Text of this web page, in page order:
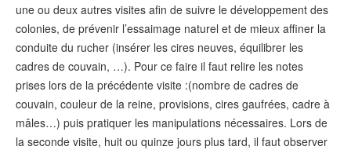
une ou deux autres visites afin de suivre le développement des
colonies, de prévenir l’essaimage naturel et de mieux affiner la
conduite du rucher (insérer les cires neuves, équilibrer les
cadres de couvain, …). Pour ce faire il faut relire les notes
prises lors de la précédente visite :(nombre de cadres de
couvain, couleur de la reine, provisions, cires gaufrées, cadre à
mâles…) puis pratiquer les manipulations nécessaires. Lors de
la seconde visite, huit ou quinze jours plus tard, il faut observer